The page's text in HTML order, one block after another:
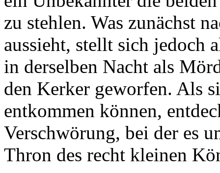
zu stehlen. Was zunächst
aussieht, stellt sich jedoch
in derselben Nacht als
den Kerker geworfen. Als
entkommen können,
Verschwörung, bei der es
Thron des recht kleinen